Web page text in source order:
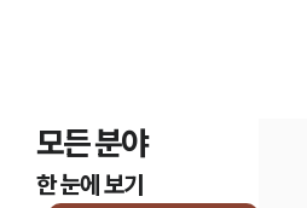
모든 분야
한 눈에 보기